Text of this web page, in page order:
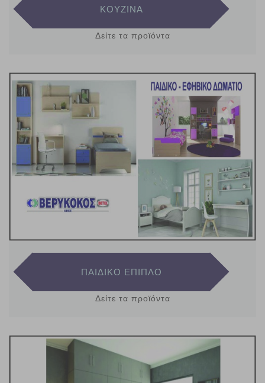
ΚΟΥΖΙΝΑ
Δείτε τα προϊόντα
ΠΑΙΔΙΚΟ ΕΠΙΠΛΟ
Δείτε τα προϊόντα